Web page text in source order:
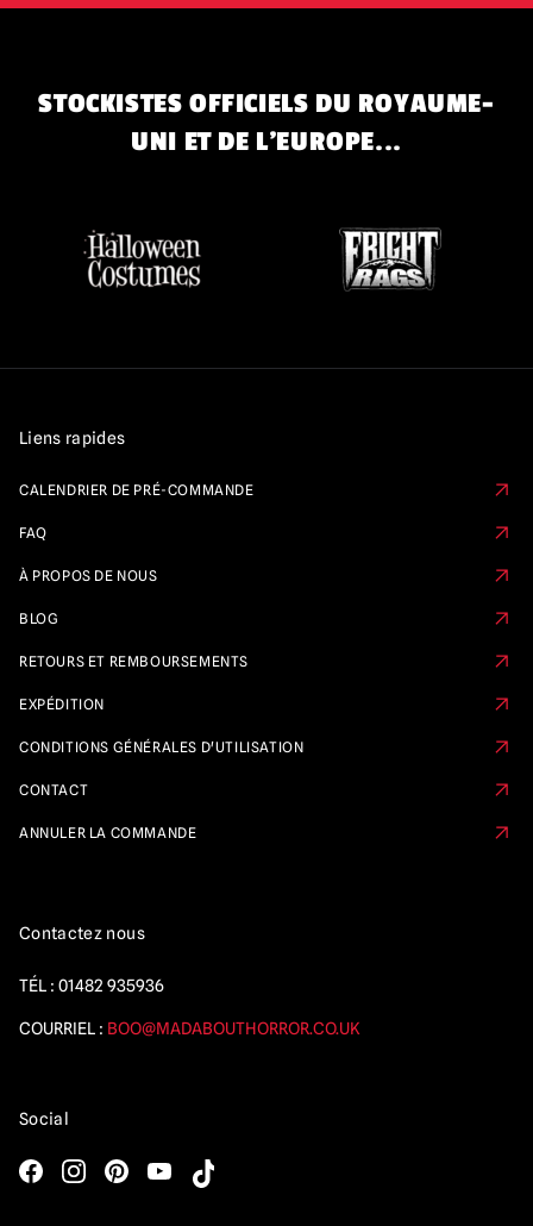
STOCKISTES OFFICIELS DU ROYAUME-
UNI ET DE L'EUROPE...
Liens rapides
CALENDRIER DE PRÉ-COMMANDE
FAQ
À PROPOS DE NOUS
BLOG
RETOURS ET REMBOURSEMENTS
EXPÉDITION
CONDITIONS GÉNÉRALES D'UTILISATION
CONTACT
ANNULER LA COMMANDE
Contactez nous
TÉL : 01482 935936
COURRIEL : BOO@MADABOUTHORROR.CO.UK
Social